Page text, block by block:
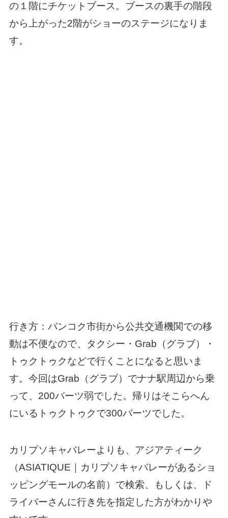
の１階にチケットブース。ブースの裏手の階段
から上がった2階がショーのステージになりま
す。
行き方：バンコク市街から公共交通機関での移
動は不便なので、タクシー・Grab（グラブ）・
トゥクトゥクなどで行くことになると思いま
す。今回はGrab（グラブ）でナナ駅周辺から乗
って、200バーツ弱でした。帰りはそこらへん
にいるトゥクトゥクで300バーツでした。
カリプソキャバレーよりも、アジアティーク
（ASIATIQUE｜カリプソキャバレーがあるショ
ッピングモールの名前）で検索、もしくは、ド
ライバーさんに行き先を指定した方がわかりや